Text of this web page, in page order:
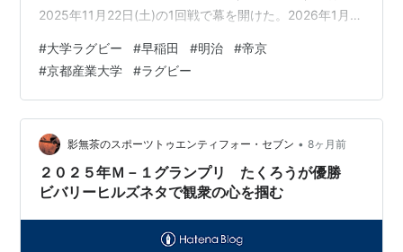
2025年11月22日(土)の1回戦で幕を開けた。2026年1月11
14回目の優勝を遂げた。 ラグビーマガジン2026年2月号
ランキング参加中ラグビーランキング参加中その他 出場
校 関東大学対抗戦、関東大学リーグ戦、関西大学リーグ
の各3枠に加え、昨年度の決勝進出チームの…
#大学ラグビー #早稲田 #明治 #帝京
#京都産業大学 #ラグビー
影無茶のスポーツトゥエンティフォー・セブン • 8ヶ月前
２０２５年Ｍ－１グランプリ たくろうが優勝
ビバリーヒルズネタで観衆の心を掴む